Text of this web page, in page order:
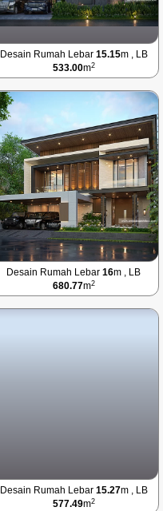
Desain Rumah Lebar 15.15m , LB
533.00m2
Desain Rumah Lebar 16m , LB
680.77m2
Desain Rumah Lebar 15.27m , LB
577.49m2